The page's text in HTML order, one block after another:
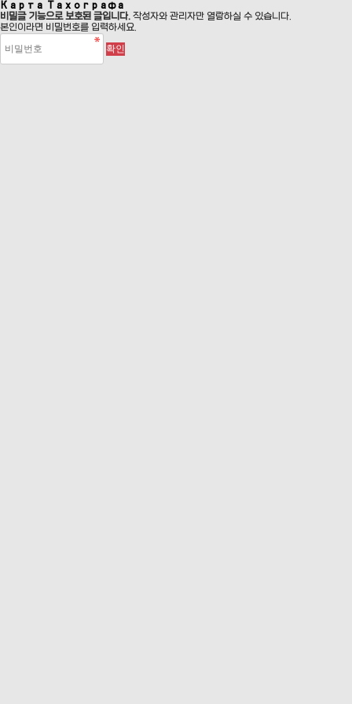
Карта Тахографа
비밀글 기능으로 보호된 글입니다. 작성자와 관리자만 열람하실 수 있습니다.
본인이라면 비밀번호를 입력하세요.